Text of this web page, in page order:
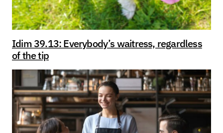
Idim 39.13: Everybody’s waitress, regardless
of the tip